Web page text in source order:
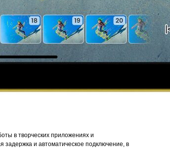
в творческих приложениях и
задержка и автоматическое подключение, в